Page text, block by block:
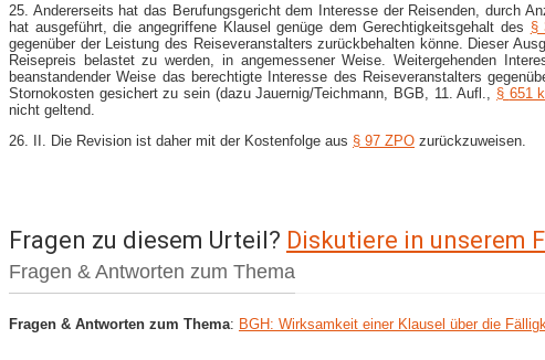
25. Andererseits hat das Berufungsgericht dem Interesse der Reisenden, durch
hat ausgeführt, die angegriffene Klausel genüge dem Gerechtigkeitsgehalt des §
gegenüber der Leistung des Reiseveranstalters zurückbehalten könne. Dieser
Reisepreis belastet zu werden, in angemessener Weise. Weitergehenden
beanstandender Weise das berechtigte Interesse des Reiseveranstalters
Stornokosten gesichert zu sein (dazu Jauernig/Teichmann, BGB, 11. Aufl., § 651
nicht geltend.
26. II. Die Revision ist daher mit der Kostenfolge aus § 97 ZPO zurückzuweisen.
Fragen zu diesem Urteil? Diskutiere in unserem
Fragen & Antworten zum Thema
Fragen & Antworten zum Thema: BGH: Wirksamkeit einer Klausel über die